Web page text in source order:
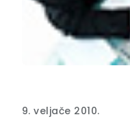
9. veljače 2010.